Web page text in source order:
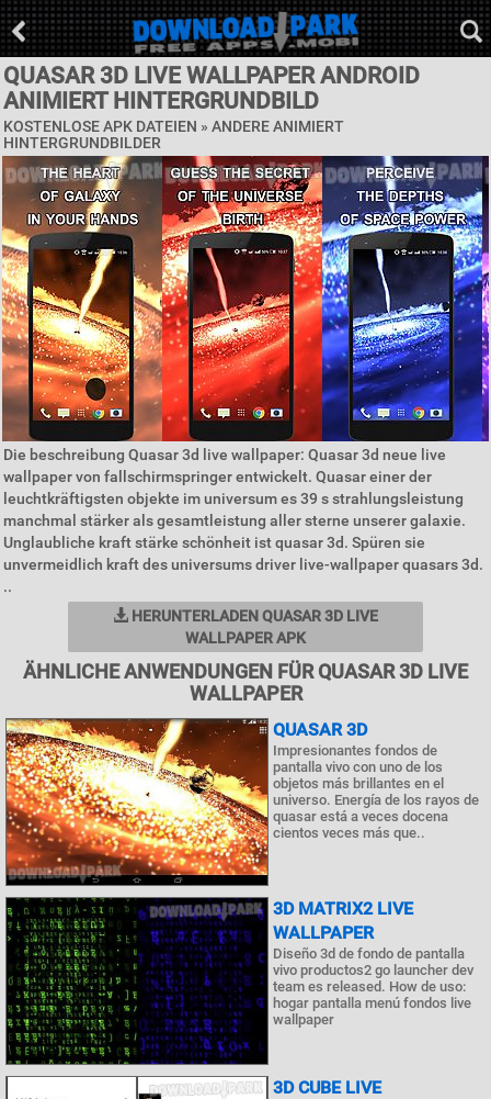
QUASAR 3D LIVE WALLPAPER ANDROID
ANIMIERT HINTERGRUNDBILD
KOSTENLOSE APK DATEIEN » ANDERE ANIMIERT
HINTERGRUNDBILDER
Die beschreibung Quasar 3d live wallpaper: Quasar 3d neue live
wallpaper von fallschirmspringer entwickelt. Quasar einer der
leuchtkräftigsten objekte im universum es 39 s strahlungsleistung
manchmal stärker als gesamtleistung aller sterne unserer galaxie.
Unglaubliche kraft stärke schönheit ist quasar 3d. Spüren sie
unvermeidlich kraft des universums driver live-wallpaper quasars 3d.
..
HERUNTERLADEN QUASAR 3D LIVE
WALLPAPER APK
ÄHNLICHE ANWENDUNGEN FÜR QUASAR 3D LIVE
WALLPAPER
QUASAR 3D
Impresionantes fondos de
pantalla vivo con uno de los
objetos más brillantes en el
universo. Energía de los rayos de
quasar está a veces docena
cientos veces más que..
3D MATRIX2 LIVE
WALLPAPER
Diseño 3d de fondo de pantalla
vivo productos2 go launcher dev
team es released. How de uso:
hogar pantalla menú fondos live
wallpaper
3D CUBE LIVE